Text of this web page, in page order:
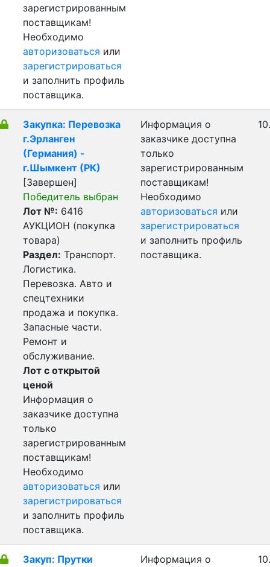
зарегистрированным
поставщикам!
Необходимо
авторизоваться или
зарегистрироваться
и заполнить профиль
поставщика.
Закупка: Перевозка
г.Эрланген
(Германия) -
г.Шымкент (РК)
[Завершен]
Победитель выбран
Лот №: 6416
АУКЦИОН (покупка
товара)
Раздел: Транспорт.
Логистика.
Перевозка. Авто и
спецтехники
продажа и покупка.
Запасные части.
Ремонт и
обслуживание.
Лот с открытой
ценой
Информация о
заказчике доступна
только
зарегистрированным
поставщикам!
Необходимо
авторизоваться или
зарегистрироваться
и заполнить профиль
поставщика.
Информация о
заказчике доступна
только
зарегистрированным
поставщикам!
Необходимо
авторизоваться или
зарегистрироваться
и заполнить профиль
поставщика.
Закуп: Прутки
Информация о